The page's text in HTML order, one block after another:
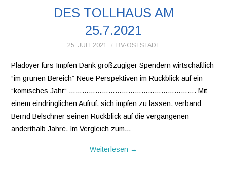
DES TOLLHAUS AM
25.7.2021
25. JULI 2021 BV-OSTSTADT
Plädoyer fürs Impfen Dank großzügiger Spendern wirtschaftlich
“im grünen Bereich” Neue Perspektiven im Rückblick auf ein
“komisches Jahr“ …………………………………………………. Mit
einem eindringlichen Aufruf, sich impfen zu lassen, verband
Bernd Belschner seinen Rückblick auf die vergangenen
anderthalb Jahre. Im Vergleich zum…
Weiterlesen →